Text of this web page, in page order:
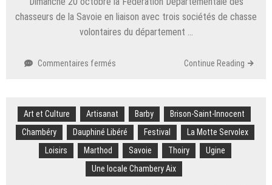
chasseurs de la Savoie en liaison avec trois sociétés de chasse
volontaires du département …
Commentaires fermés
dimanche
pour
« chasser »
idées
reçues’
Continue Reading
Art et Culture Artisanat Barby
Brison-Saint-Innocent
Chambéry
Dauphiné Libéré Festival
La Motte Servolex
Loisirs
Marthod Savoie Thoiry
Ugine
Une locale Chambery Aix